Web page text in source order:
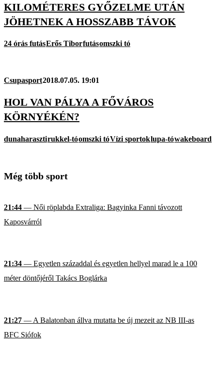
KILOMÉTERES GYŐZELME UTÁN
JÖHETNEK A HOSSZABB TÁVOK
24 órás futásErős Tiborfutásomszki tó
Csupasport2018.07.05. 19:01
HOL VAN PÁLYA A FŐVÁROS
KÖRNYÉKÉN?
dunaharasztirukkel-tóomszki tóVízi sportoklupa-tówakeboard
Még több sport
21:44 — Női röplabda Extraliga: Bagyinka Fanni távozott
Kaposvárról
21:34 — Egyetlen századdal és egyetlen hellyel marad le a 100
méter döntőjéről Takács Boglárka
21:27 — A Balatonban állva mutatta be új mezeit az NB III-as
BFC Siófok